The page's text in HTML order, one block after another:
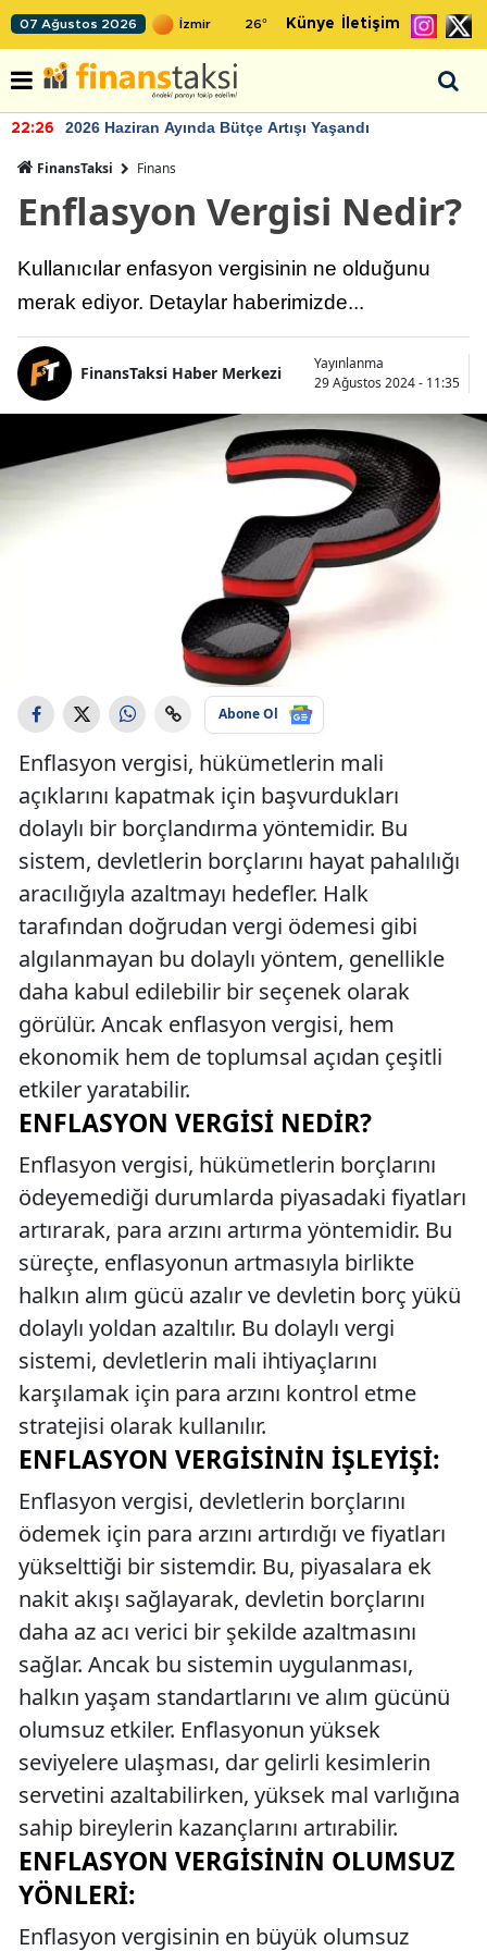
07 Ağustos 2026 26° Künye İletişim
22:26 2026 Haziran Ayında Bütçe Artışı Yaşandı
FinansTaksi Finans
Enflasyon Vergisi Nedir?
Kullanıcılar enfasyon vergisinin ne olduğunu
merak ediyor. Detaylar haberimizde...
FinansTaksi Haber Merkezi
Yayınlanma
29 Ağustos 2024 - 11:35
Abone Ol
Enflasyon vergisi, hükümetlerin mali
açıklarını kapatmak için başvurdukları
dolaylı bir borçlandırma yöntemidir. Bu
sistem, devletlerin borçlarını hayat pahalılığı
aracılığıyla azaltmayı hedefler. Halk
tarafından doğrudan vergi ödemesi gibi
algılanmayan bu dolaylı yöntem, genellikle
daha kabul edilebilir bir seçenek olarak
görülür. Ancak enflasyon vergisi, hem
ekonomik hem de toplumsal açıdan çeşitli
etkiler yaratabilir.
ENFLASYON VERGISI NEDIR?
Enflasyon vergisi, hükümetlerin borçlarını
ödeyemediği durumlarda piyasadaki fiyatları
artırarak, para arzını artırma yöntemidir. Bu
süreçte, enflasyonun artmasıyla birlikte
halkın alım gücü azalır ve devletin borç yükü
dolaylı yoldan azaltılır. Bu dolaylı vergi
sistemi, devletlerin mali ihtiyaçlarını
karşılamak için para arzını kontrol etme
stratejisi olarak kullanılır.
ENFLASYON VERGISININ İŞLEYIŞI:
Enflasyon vergisi, devletlerin borçlarını
ödemek için para arzını artırdığı ve fiyatları
yükselttiği bir sistemdir. Bu, piyasalara ek
nakit akışı sağlayarak, devletin borçlarını
daha az acı verici bir şekilde azaltmasını
sağlar. Ancak bu sistemin uygulanması,
halkın yaşam standartlarını ve alım gücünü
olumsuz etkiler. Enflasyonun yüksek
seviyelere ulaşması, dar gelirli kesimlerin
servetini azaltabilirken, yüksek mal varlığına
sahip bireylerin kazançlarını artırabilir.
ENFLASYON VERGISININ OLUMSUZ
YÖNLERI:
Enflasyon vergisinin en büyük olumsuz